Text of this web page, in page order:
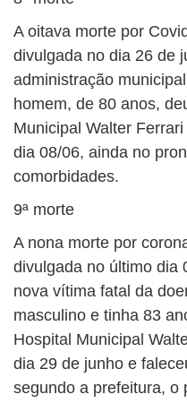
A oitava morte por
divulgada no dia 26 de
administração
homem, de 80 anos,
Municipal Walter
dia 08/06, ainda no
comorbidades.
9ª morte
A nona morte por
divulgada no último dia
nova vítima fatal da
masculino e tinha 83
Hospital Municipal
dia 29 de junho e
segundo a prefeitura, o